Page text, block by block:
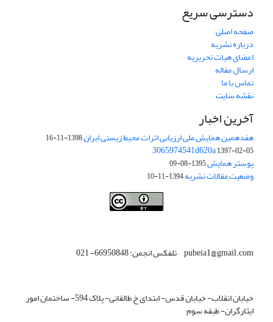
دسترسی سریع
صفحه اصلی
درباره نشریه
اعضای هیات تحریریه
ارسال مقاله
تماس با ما
نقشه سایت
آخرین اخبار
هفدهمین همایش ملی ارزیابی اثرات محیط زیستی ایران1398-11-16
3065974541d620a1397-02-05
پوستر همایش1395-08-09
وضعیت مقالات نشریه1394-11-10
pubeia1@gmail.com تلفکس انجمن: 66950848- 021
خیابان انقلاب- خیابان قدس- ابتدای خ طالقانی- پلاک 594- ساختمان امور
ایثارگران- طبقه سوم